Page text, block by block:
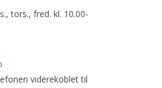
tors., fred. kl. 10.00-
viderekoblet til